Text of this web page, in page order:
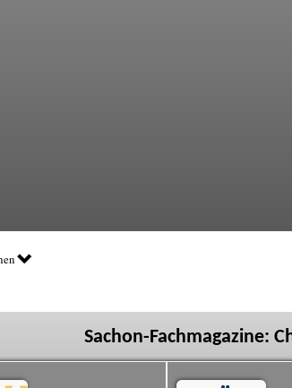
Sachon-Fachmagazine: